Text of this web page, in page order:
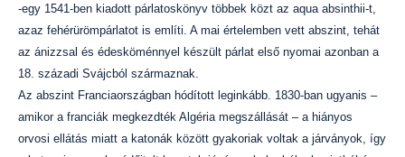
-egy 1541-ben kiadott párlatoskönyv többek közt az aqua absinthii-t,
azaz fehérürömpárlatot is említi. A mai értelemben vett abszint, tehát
az ánizzsal és édesköménnyel készült párlat első nyomai azonban a
18. századi Svájcból származnak.
Az abszint Franciaországban hódított leginkább. 1830-ban ugyanis –
amikor a franciák megkezdték Algéria megszállását – a hiányos
orvosi ellátás miatt a katonák között gyakoriak voltak a járványok, így